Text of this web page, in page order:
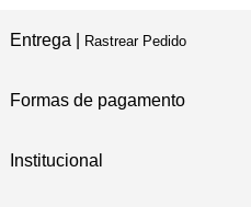
Entrega | Rastrear Pedido
Formas de pagamento
Institucional